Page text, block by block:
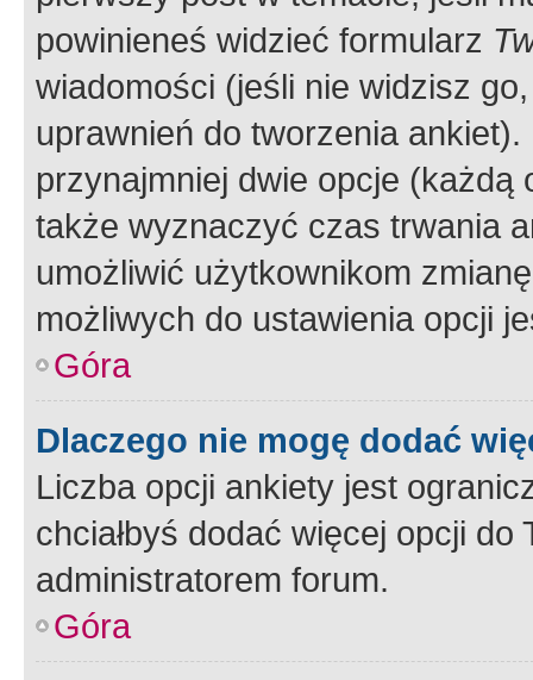
powinieneś widzieć formularz
wiadomości (jeśli nie widzisz
uprawnień do tworzenia
przynajmniej dwie opcje
także wyznaczyć czas trwania
umożliwić użytkownikom
możliwych do ustawienia opcji
Góra
Dlaczego nie mogę dodać
Liczba opcji ankiety jest
chciałbyś dodać więcej opcji
administratorem forum.
Góra